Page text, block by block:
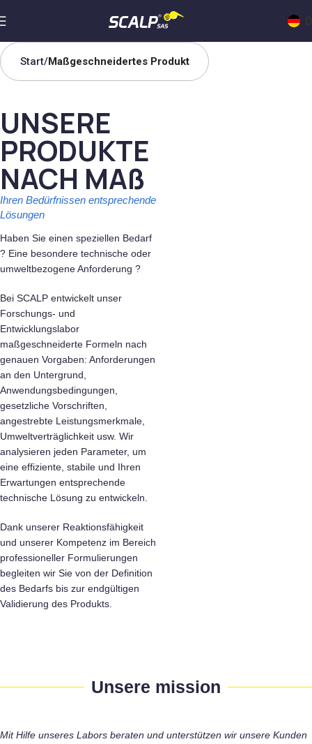
Start Maßgeschneidertes Produkt
UNSERE
PRODUKTE
NACH MAß
Ihren Bedürfnissen entsprechende
Lösungen
Haben Sie einen speziellen Bedarf
? Eine besondere technische oder
umweltbezogene Anforderung ?
Bei SCALP entwickelt unser
Forschungs- und
Entwicklungslabor
maßgeschneiderte Formeln nach
genauen Vorgaben: Anforderungen
an den Untergrund,
Anwendungsbedingungen,
gesetzliche Vorschriften,
angestrebte Leistungsmerkmale,
Umweltverträglichkeit usw. Wir
analysieren jeden Parameter, um
eine effiziente, stabile und Ihren
Erwartungen entsprechende
technische Lösung zu entwickeln.
Dank unserer Reaktionsfähigkeit
und unserer Kompetenz im Bereich
professioneller Formulierungen
begleiten wir Sie von der Definition
des Bedarfs bis zur endgültigen
Validierung des Produkts.
Unsere mission
Mit Hilfe unseres Labors beraten und unterstützen wir unsere Kunden